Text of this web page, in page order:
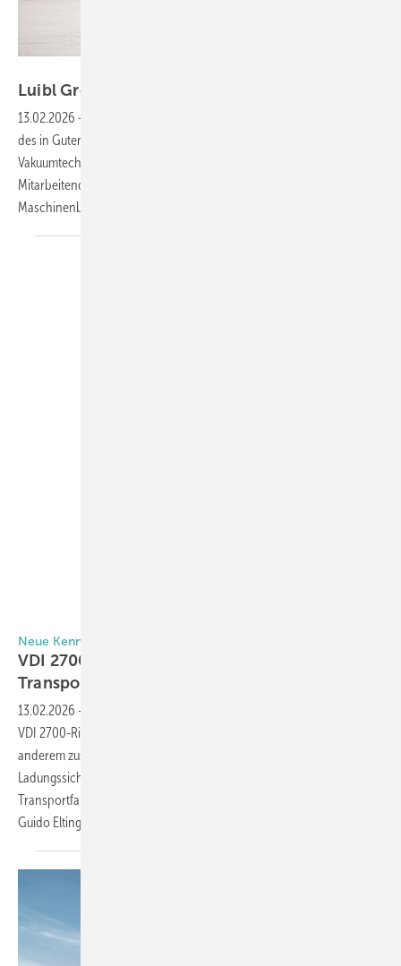
Luibl Group übernimmt
13.02.2026 -
des in Guteneck bei Nabburg ansässigen Spezialisten für Minikrane,
Vakuumtechnik und Glaslifter Uplifter übernommen – inklusive 45
Mitarbeitenden in den Bereichen Vermietung, Verkauf, Service,
Maschinenbedienung und
Neue Kennzeichnungspflichten für Ladungssicherungssysteme
VDI 2700: Kein Bestandsschutz für ältere
Transportfahrzeuge?
13.02.2026 -
VDI 2700-Richtlinie zur Ladungssicherung. Diese sehen unter
anderem zusätzliche Kennzeichnungspflichten für
Ladungssicherungssysteme vor. Was jetzt auf die Besitzer von
Transportfahrzeugen wie Lkw oder Kleintransporter zukommt, weiß
Guido Elting, Geschäftsführer bei Elting